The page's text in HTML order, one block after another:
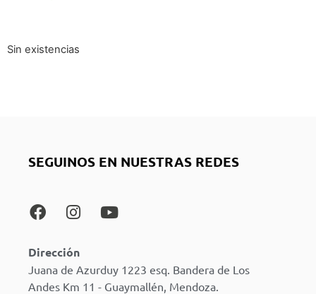
Sin existencias
SEGUINOS EN NUESTRAS REDES
Dirección
Juana de Azurduy 1223 esq. Bandera de Los
Andes Km 11 - Guaymallén, Mendoza.